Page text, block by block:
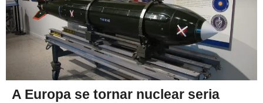
A Europa se tornar nuclear seria